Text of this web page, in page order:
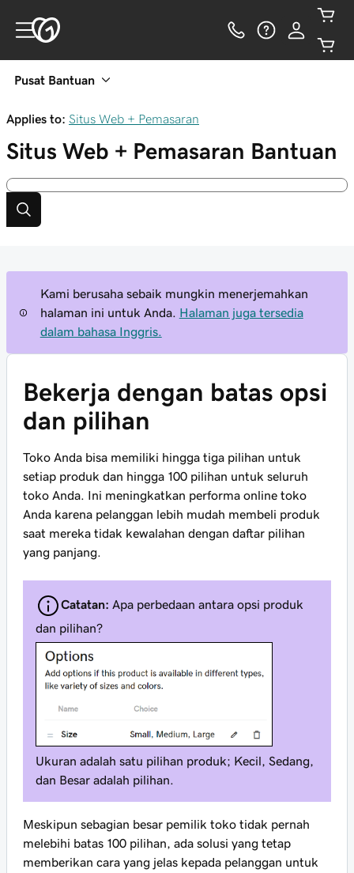
Pusat Bantuan
Applies to: Situs Web + Pemasaran
Situs Web + Pemasaran Bantuan
Kami berusaha sebaik mungkin menerjemahkan
halaman ini untuk Anda.
Halaman juga tersedia
dalam bahasa Inggris.
Bekerja dengan batas opsi
dan pilihan
Toko Anda bisa memiliki hingga tiga pilihan untuk
setiap produk dan hingga 100 pilihan untuk seluruh
toko Anda. Ini meningkatkan performa online toko
Anda karena pelanggan lebih mudah membeli produk
saat mereka tidak kewalahan dengan daftar pilihan
yang panjang.
Catatan: Apa perbedaan antara opsi produk
dan pilihan?
Ukuran adalah satu pilihan produk; Kecil, Sedang,
dan Besar adalah pilihan.
Meskipun sebagian besar pemilik toko tidak pernah
melebihi batas 100 pilihan, ada solusi yang tetap
memberikan cara yang jelas kepada pelanggan untuk